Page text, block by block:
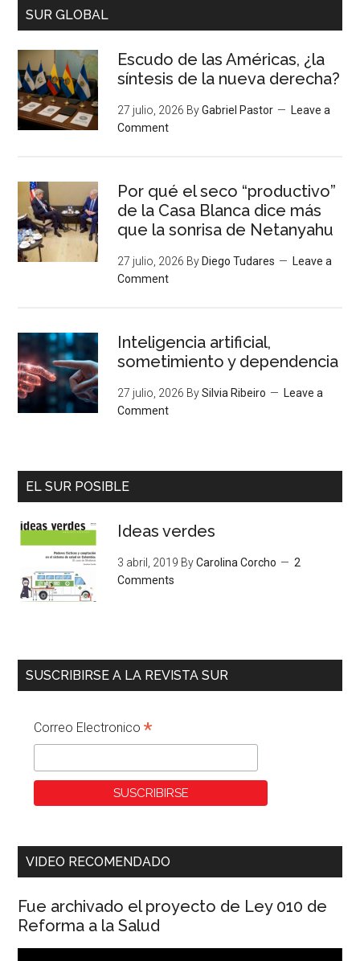
SUR GLOBAL
Escudo de las Américas, ¿la
síntesis de la nueva derecha?
27 julio, 2026 ByGabriel Pastor
Leave a
Comment
Por qué el seco “productivo”
de la Casa Blanca dice más
que la sonrisa de Netanyahu
27 julio, 2026 By Diego Tudares
Leave a
Comment
Inteligencia artificial,
sometimiento y dependencia
27 julio, 2026 BySilvia Ribeiro
Leave a
Comment
EL SUR POSIBLE
Ideas verdes
3 abril, 2019 ByCarolina Corcho
2
Comments
SUSCRIBIRSE A LA REVISTA SUR
Correo Electronico*
VIDEO RECOMENDADO
Fue archivado el proyecto de Ley 010 de
Reforma a la Salud